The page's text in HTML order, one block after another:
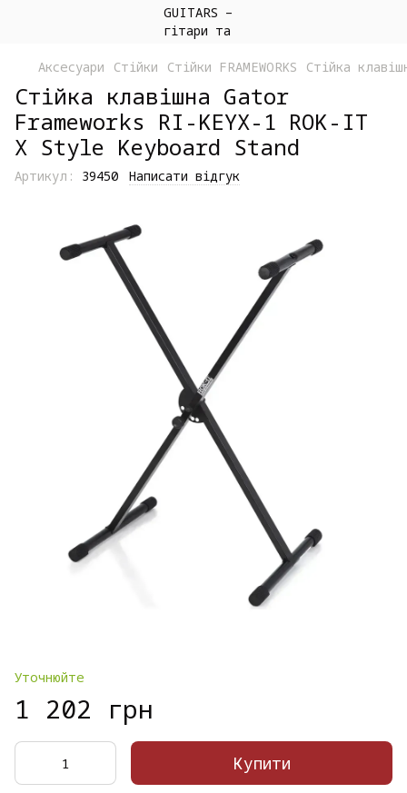
Аксесуари Стійки Стійки FRAMEWORKS Стійка
Стійка клавішна Gator
Frameworks RI-KEYX-1 ROK-IT
X Style Keyboard Stand
Артикул: 39450 Написати відгук
Уточнюйте
1 202 грн
Купити